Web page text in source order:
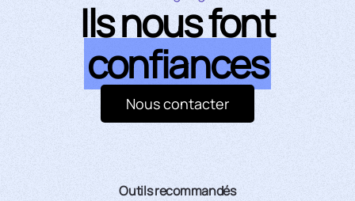
Ils nous font
confiances
Nous contacter
Outils recommandés